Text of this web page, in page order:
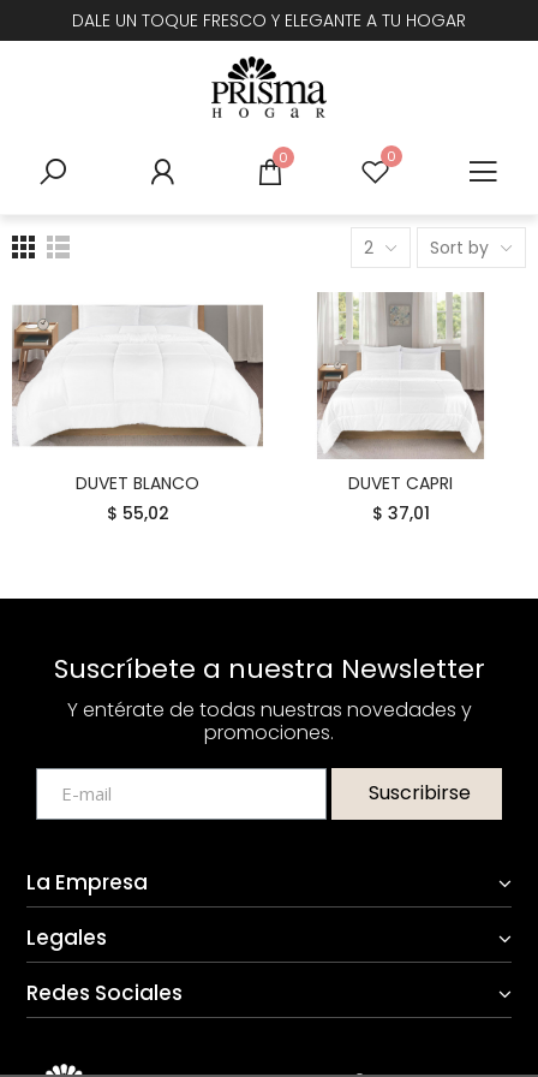
DALE UN TOQUE FRESCO Y ELEGANTE A TU HOGAR
0 0
2 Sort by
COMPRAR
DUVET BLANCO
$ 55,02
COMPRAR
DUVET CAPRI
$ 37,01
Suscríbete a nuestra Newsletter
Y entérate de todas nuestras novedades y
promociones.
Suscribirse
La Empresa
Legales
Redes Sociales